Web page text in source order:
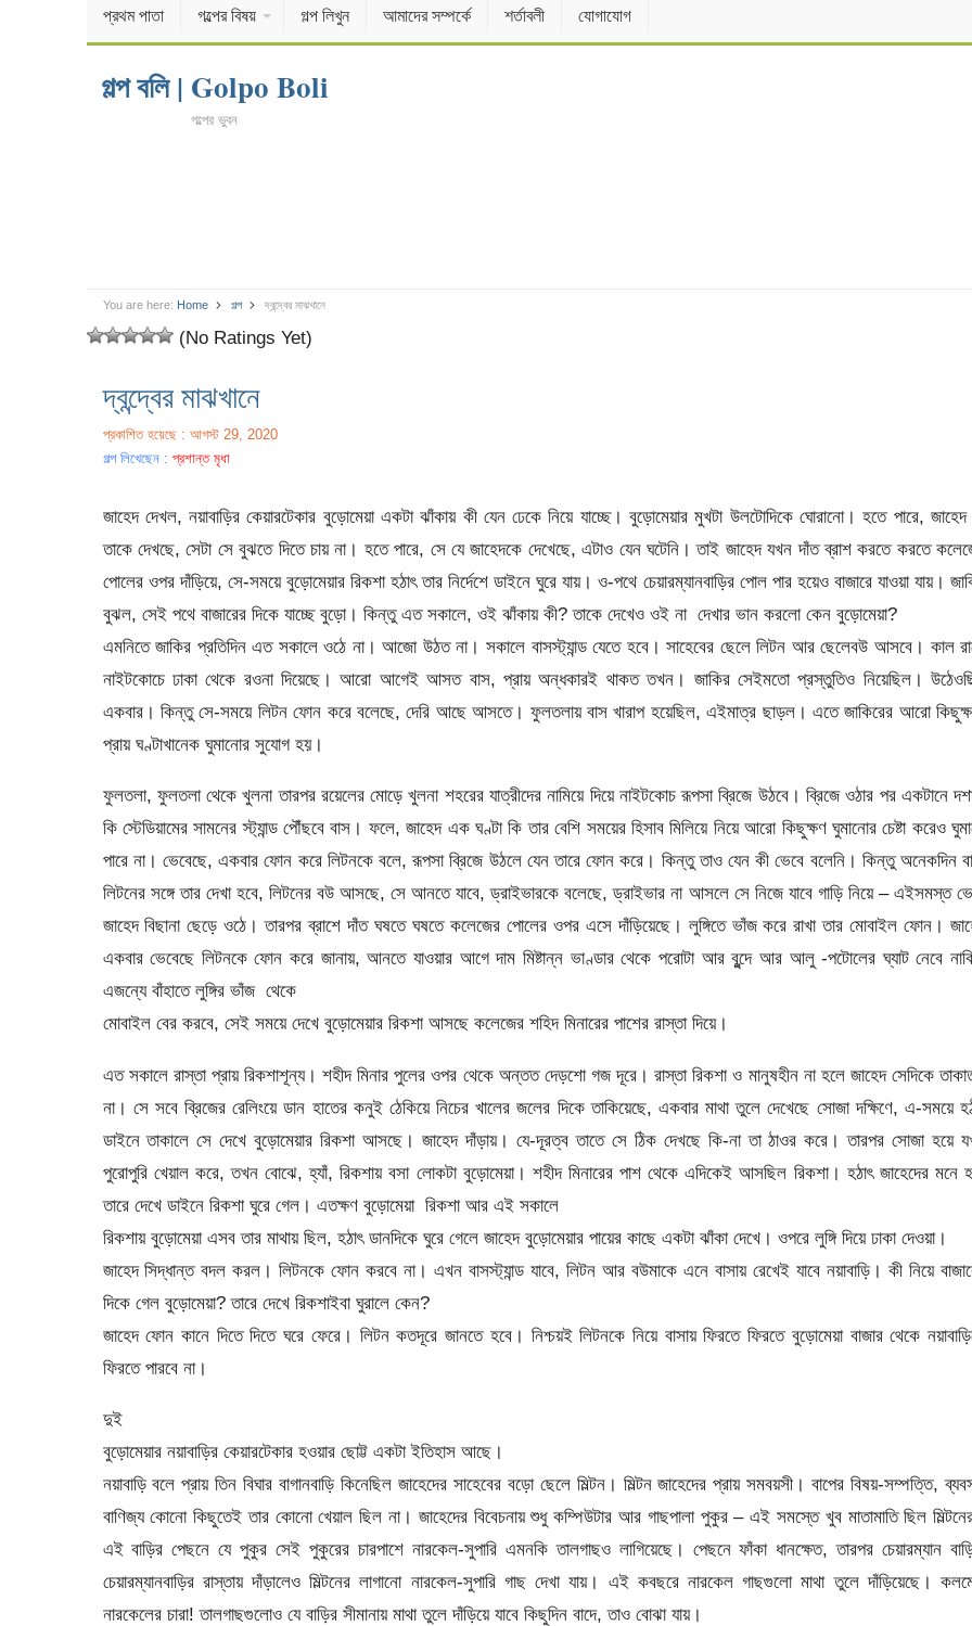
প্রথম পাতা গল্পের বিষয় গল্প লিখুন আমাদের সম্পর্কে শর্তাবলী যোগাযোগ
গল্প বলি | Golpo Boli
গল্পের ভুবন
You are here: Home গল্প দ্বন্দ্বের মাঝখানে
(No Ratings Yet)
দ্বন্দ্বের মাঝখানে
প্রকাশিত হয়েছে : আগস্ট 29, 2020
গল্প লিখেছেন : প্রশান্ত মৃধা
জাহেদ দেখল, নয়াবাড়ির কেয়ারটেকার বুড়োমেয়া একটা ঝাঁকায় কী যেন ঢেকে নিয়ে যাচ্ছে। বুড়োমেয়ার মুখটা উলটোদিকে ঘোরানো। হতে পারে, জাহেদ
তাকে দেখছে, সেটা সে বুঝতে দিতে চায় না। হতে পারে, সে যে জাহেদকে দেখেছে, এটাও যেন ঘটেনি। তাই জাহেদ যখন দাঁত ব্রাশ করতে করতে
পোলের ওপর দাঁড়িয়ে, সে-সময়ে বুড়োমেয়ার রিকশা হঠাৎ তার নির্দেশে ডাইনে ঘুরে যায়। ও-পথে চেয়ারম্যানবাড়ির পোল পার হয়েও বাজারে যাওয়া যায়।
বুঝল, সেই পথে বাজারের দিকে যাচ্ছে বুড়ো। কিন্তু এত সকালে, ওই ঝাঁকায় কী? তাকে দেখেও ওই না দেখার ভান করলো কেন বুড়োমেয়া?
এমনিতে জাকির প্রতিদিন এত সকালে ওঠে না। আজো উঠত না। সকালে বাসস্ট্যান্ড যেতে হবে। সাহেবের ছেলে লিটন আর ছেলেবউ আসবে। কাল
নাইটকোচে ঢাকা থেকে রওনা দিয়েছে। আরো আগেই আসত বাস, প্রায় অন্ধকারই থাকত তখন। জাকির সেইমতো প্রস্তুতিও নিয়েছিল।
একবার। কিন্তু সে-সময়ে লিটন ফোন করে বলেছে, দেরি আছে আসতে। ফুলতলায় বাস খারাপ হয়েছিল, এইমাত্র ছাড়ল। এতে জাকিরের আরো
প্রায় ঘণ্টাখানেক ঘুমানোর সুযোগ হয়।
ফুলতলা, ফুলতলা থেকে খুলনা তারপর রয়েলের মোড়ে খুলনা শহরের যাত্রীদের নামিয়ে দিয়ে নাইটকোচ রূপসা ব্রিজে উঠবে। ব্রিজে ওঠার পর একটানে
কি স্টেডিয়ামের সামনের স্ট্যান্ড পৌঁছবে বাস। ফলে, জাহেদ এক ঘণ্টা কি তার বেশি সময়ের হিসাব মিলিয়ে নিয়ে আরো কিছুক্ষণ ঘুমানোর চেষ্টা করেও
পারে না। ভেবেছে, একবার ফোন করে লিটনকে বলে, রূপসা ব্রিজে উঠলে যেন তারে ফোন করে। কিন্তু তাও যেন কী ভেবে বলেনি। কিন্তু অনেকদিন
লিটনের সঙ্গে তার দেখা হবে, লিটনের বউ আসছে, সে আনতে যাবে, ড্রাইভারকে বলেছে, ড্রাইভার না আসলে সে নিজে যাবে গাড়ি নিয়ে – এইসমস্ত
জাহেদ বিছানা ছেড়ে ওঠে। তারপর ব্রাশে দাঁত ঘষতে ঘষতে কলেজের পোলের ওপর এসে দাঁড়িয়েছে। লুঙ্গিতে ভাঁজ করে রাখা তার মোবাইল ফোন।
একবার ভেবেছে লিটনকে ফোন করে জানায়, আনতে যাওয়ার আগে দাম মিষ্টান্ন ভাণ্ডার থেকে পরোটা আর বুন্দে আর আলু -পটোলের ঘ্যাট নেবে
এজন্যে বাঁহাতে লুঙ্গির ভাঁজ থেকে
মোবাইল বের করবে, সেই সময়ে দেখে বুড়োমেয়ার রিকশা আসছে কলেজের শহিদ মিনারের পাশের রাস্তা দিয়ে।
এত সকালে রাস্তা প্রায় রিকশাশূন্য। শহীদ মিনার পুলের ওপর থেকে অন্তত দেড়শো গজ দূরে। রাস্তা রিকশা ও মানুষহীন না হলে জাহেদ সেদিকে
না। সে সবে ব্রিজের রেলিংয়ে ডান হাতের কনুই ঠেকিয়ে নিচের খালের জলের দিকে তাকিয়েছে, একবার মাথা তুলে দেখেছে সোজা দক্ষিণে, এ-সময়ে
ডাইনে তাকালে সে দেখে বুড়োমেয়ার রিকশা আসছে। জাহেদ দাঁড়ায়। যে-দূরত্ব তাতে সে ঠিক দেখছে কি-না তা ঠাওর করে। তারপর সোজা হয়ে
পুরোপুরি খেয়াল করে, তখন বোঝে, হ্যাঁ, রিকশায় বসা লোকটা বুড়োমেয়া। শহীদ মিনারের পাশ থেকে এদিকেই আসছিল রিকশা। হঠাৎ জাহেদের মনে
তারে দেখে ডাইনে রিকশা ঘুরে গেল। এতক্ষণ বুড়োমেয়া রিকশা আর এই সকালে
রিকশায় বুড়োমেয়া এসব তার মাথায় ছিল, হঠাৎ ডানদিকে ঘুরে গেলে জাহেদ বুড়োমেয়ার পায়ের কাছে একটা ঝাঁকা দেখে। ওপরে লুঙ্গি দিয়ে ঢাকা দেওয়া।
জাহেদ সিদ্ধান্ত বদল করল। লিটনকে ফোন করবে না। এখন বাসস্ট্যান্ড যাবে, লিটন আর বউমাকে এনে বাসায় রেখেই যাবে নয়াবাড়ি। কী নিয়ে
দিকে গেল বুড়োমেয়া? তারে দেখে রিকশাইবা ঘুরালে কেন?
জাহেদ ফোন কানে দিতে দিতে ঘরে ফেরে। লিটন কতদূরে জানতে হবে। নিশ্চয়ই লিটনকে নিয়ে বাসায় ফিরতে ফিরতে বুড়োমেয়া বাজার থেকে
ফিরতে পারবে না।
দুই
বুড়োমেয়ার নয়াবাড়ির কেয়ারটেকার হওয়ার ছোট্ট একটা ইতিহাস আছে।
নয়াবাড়ি বলে প্রায় তিন বিঘার বাগানবাড়ি কিনেছিল জাহেদের সাহেবের বড়ো ছেলে মিল্টন। মিল্টন জাহেদের প্রায় সমবয়সী। বাপের বিষয়-সম্পত্তি,
বাণিজ্য কোনো কিছুতেই তার কোনো খেয়াল ছিল না। জাহেদের বিবেচনায় শুধু কম্পিউটার আর গাছপালা পুকুর – এই সমস্তে খুব মাতামাতি ছিল
এই বাড়ির পেছনে যে পুকুর সেই পুকুরের চারপাশে নারকেল-সুপারি এমনকি তালগাছও লাগিয়েছে। পেছনে ফাঁকা ধানক্ষেত, তারপর চেয়ারম্যান
চেয়ারম্যানবাড়ির রাস্তায় দাঁড়ালেও মিল্টনের লাগানো নারকেল-সুপারি গাছ দেখা যায়। এই কবছরে নারকেল গাছগুলো মাথা তুলে দাঁড়িয়েছে।
নারকেলের চারা! তালগাছগুলোও যে বাড়ির সীমানায় মাথা তুলে দাঁড়িয়ে যাবে কিছুদিন বাদে, তাও বোঝা যায়।